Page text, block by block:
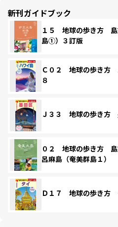
新刊ガイドブック
１５ 地球の歩き方
島①）３訂版
Ｃ０２ 地球の歩き方
８
Ｊ３３ 地球の歩き方
０２ 地球の歩き方
呂麻島（奄美群島１）
Ｄ１７ 地球の歩き方